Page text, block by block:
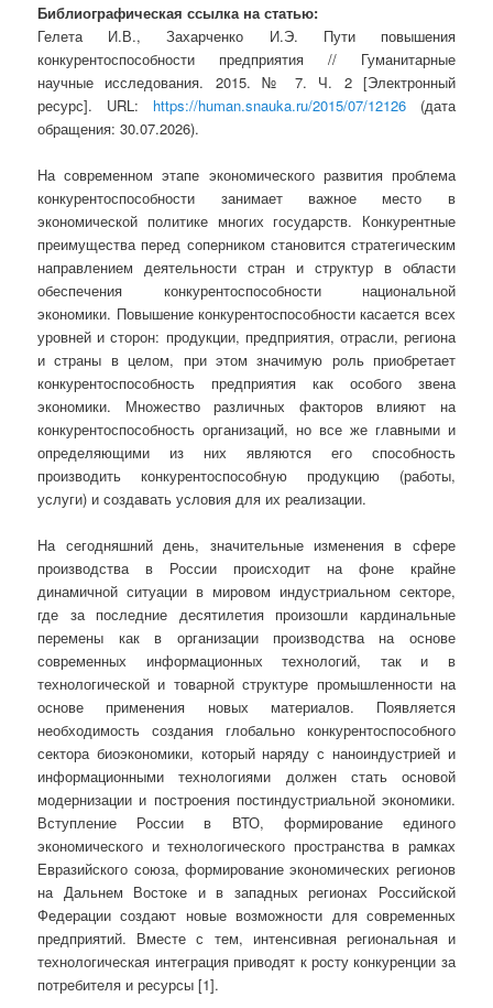
Библиографическая ссылка на статью:
Гелета И.В., Захарченко И.Э. Пути повышения
конкурентоспособности предприятия // Гуманитарные
научные исследования. 2015. № 7. Ч. 2 [Электронный
ресурс]. URL: https://human.snauka.ru/2015/07/12126(дата
обращения: 30.07.2026).
На современном этапе экономического развития проблема
конкурентоспособности занимает важное место в
экономической политике многих государств. Конкурентные
преимущества перед соперником становится стратегическим
направлением деятельности стран и структур в области
обеспечения конкурентоспособности национальной
экономики. Повышение конкурентоспособности касается всех
уровней и сторон: продукции, предприятия, отрасли, региона
и страны в целом, при этом значимую роль приобретает
конкурентоспособность предприятия как особого звена
экономики. Множество различных факторов влияют на
конкурентоспособность организаций, но все же главными и
определяющими из них являются его способность
производить конкурентоспособную продукцию (работы,
услуги) и создавать условия для их реализации.
На сегодняшний день, значительные изменения в сфере
производства в России происходит на фоне крайне
динамичной ситуации в мировом индустриальном секторе,
где за последние десятилетия произошли кардинальные
перемены как в организации производства на основе
современных информационных технологий, так и в
технологической и товарной структуре промышленности на
основе применения новых материалов. Появляется
необходимость создания глобально конкурентоспособного
сектора биоэкономики, который наряду с наноиндустрией и
информационными технологиями должен стать основой
модернизации и построения постиндустриальной экономики.
Вступление России в ВТО, формирование единого
экономического и технологического пространства в рамках
Евразийского союза, формирование экономических регионов
на Дальнем Востоке и в западных регионах Российской
Федерации создают новые возможности для современных
предприятий. Вместе с тем, интенсивная региональная и
технологическая интеграция приводят к росту конкуренции за
потребителя и ресурсы [1].